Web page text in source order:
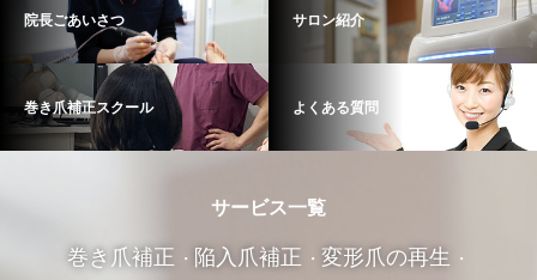
院長ごあいさつ サロン紹介
巻き爪補正スクール よくある質問
サービス一覧
巻き爪補正 陥入爪補正
変形爪の再生